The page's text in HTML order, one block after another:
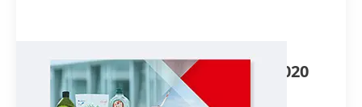
Správa o udržateľnosti za rok 2020
(po anglicky)